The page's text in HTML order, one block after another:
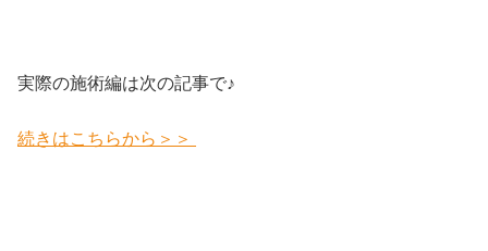
実際の施術編は次の記事で♪
続きはこちらから＞＞